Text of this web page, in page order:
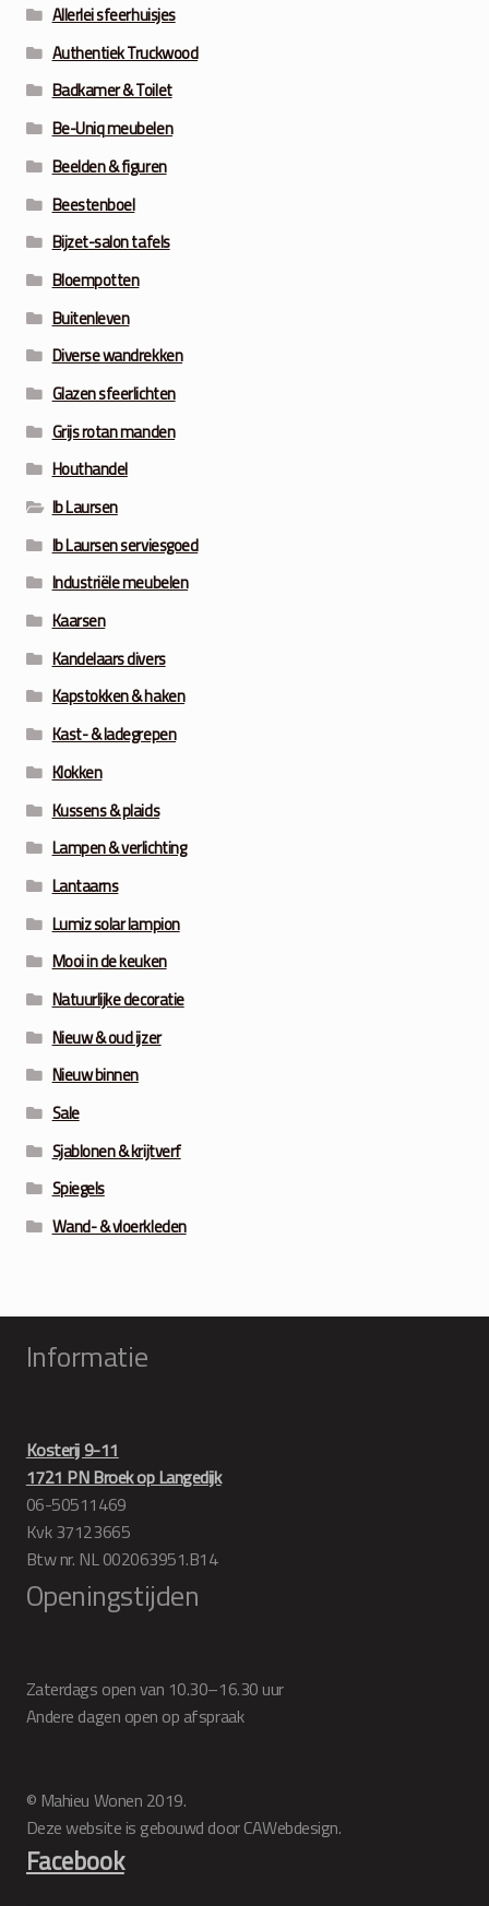
Allerlei sfeerhuisjes
Authentiek Truckwood
Badkamer & Toilet
Be-Uniq meubelen
Beelden & figuren
Beestenboel
Bijzet-salon tafels
Bloempotten
Buitenleven
Diverse wandrekken
Glazen sfeerlichten
Grijs rotan manden
Houthandel
Ib Laursen
Ib Laursen serviesgoed
Industriële meubelen
Kaarsen
Kandelaars divers
Kapstokken & haken
Kast- & ladegrepen
Klokken
Kussens & plaids
Lampen & verlichting
Lantaarns
Lumiz solar lampion
Mooi in de keuken
Natuurlijke decoratie
Nieuw & oud ijzer
Nieuw binnen
Sale
Sjablonen & krijtverf
Spiegels
Wand- & vloerkleden
Informatie
Kosterij 9-11
1721 PN Broek op Langedijk
06-50511469
Kvk 37123665
Btw nr. NL 002063951.B14
Openingstijden
Zaterdags open van 10.30–16.30 uur
Andere dagen open op afspraak
© Mahieu Wonen 2019.
Deze website is gebouwd door CAWebdesign.
Facebook